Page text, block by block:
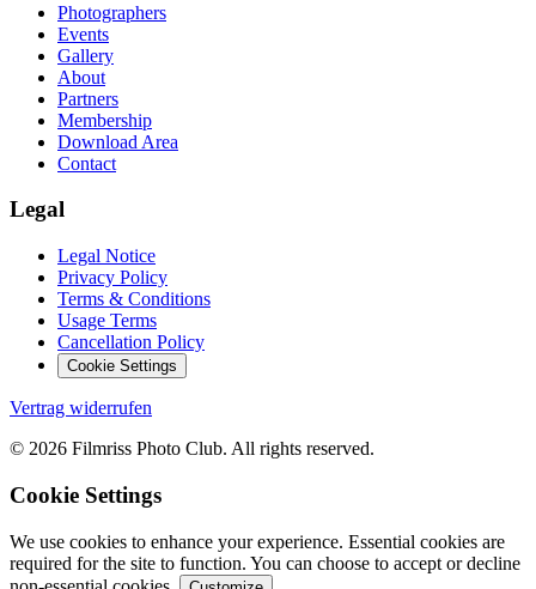
Photographers
Events
Gallery
About
Partners
Membership
Download Area
Contact
Legal
Legal Notice
Privacy Policy
Terms & Conditions
Usage Terms
Cancellation Policy
Cookie Settings
Vertrag widerrufen
© 2026 Filmriss Photo Club. All rights reserved.
Cookie Settings
We use cookies to enhance your experience. Essential cookies are
required for the site to function. You can choose to accept or decline